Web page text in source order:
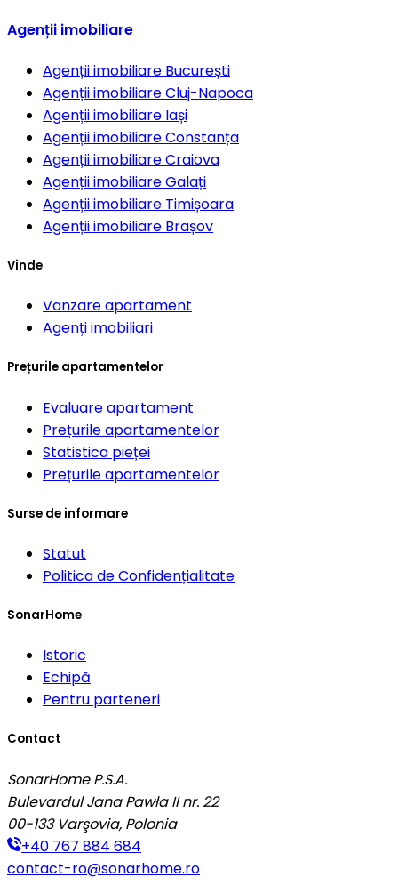
Agenții imobiliare
Agenții imobiliare București
Agenții imobiliareCluj-Napoca
Agenții imobiliare Iași
Agenții imobiliareConstanța
Agenții imobiliareCraiova
Agenții imobiliareGalați
Agenții imobiliare Timișoara
Agenții imobiliare Brașov
Vinde
Vanzare apartament
Agenți imobiliari
Prețurile apartamentelor
Evaluare apartament
Prețurile apartamentelor
Statistica pieței
Prețurile apartamentelor
Surse de informare
Statut
Politica de Confidențialitate
SonarHome
Istoric
Echipă
Pentru parteneri
Contact
SonarHome P.S.A.
Bulevardul Jana Pawła II nr. 22
00-133 Varşovia, Polonia
+40 767 884 684
contact-ro@sonarhome.ro